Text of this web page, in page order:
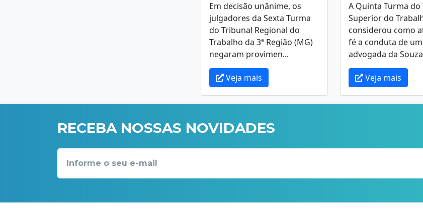
Em decisão unânime, os
julgadores da Sexta Turma
do Tribunal Regional do
Trabalho da 3ª Região (MG)
negaram provimen...
Veja mais
A Quinta Turma do
Superior do
considerou como
fé a conduta de
advogada da Souza
Veja mais
RECEBA NOSSAS NOVIDADES